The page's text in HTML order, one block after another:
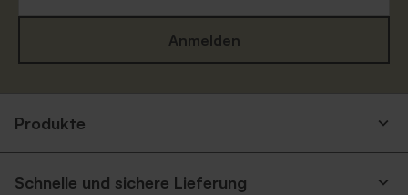
Anmelden
Produkte
Schnelle und sichere Lieferung